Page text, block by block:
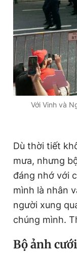
Với Vinh và
Dù thời tiết
mưa, nhưng
đáng nhớ với
mình là nhân
người xung
chúng mình.
Bộ ảnh